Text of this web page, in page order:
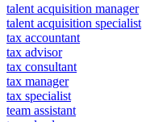
talent acquisition manager
talent acquisition specialist
tax accountant
tax advisor
tax consultant
tax manager
tax specialist
team assistant